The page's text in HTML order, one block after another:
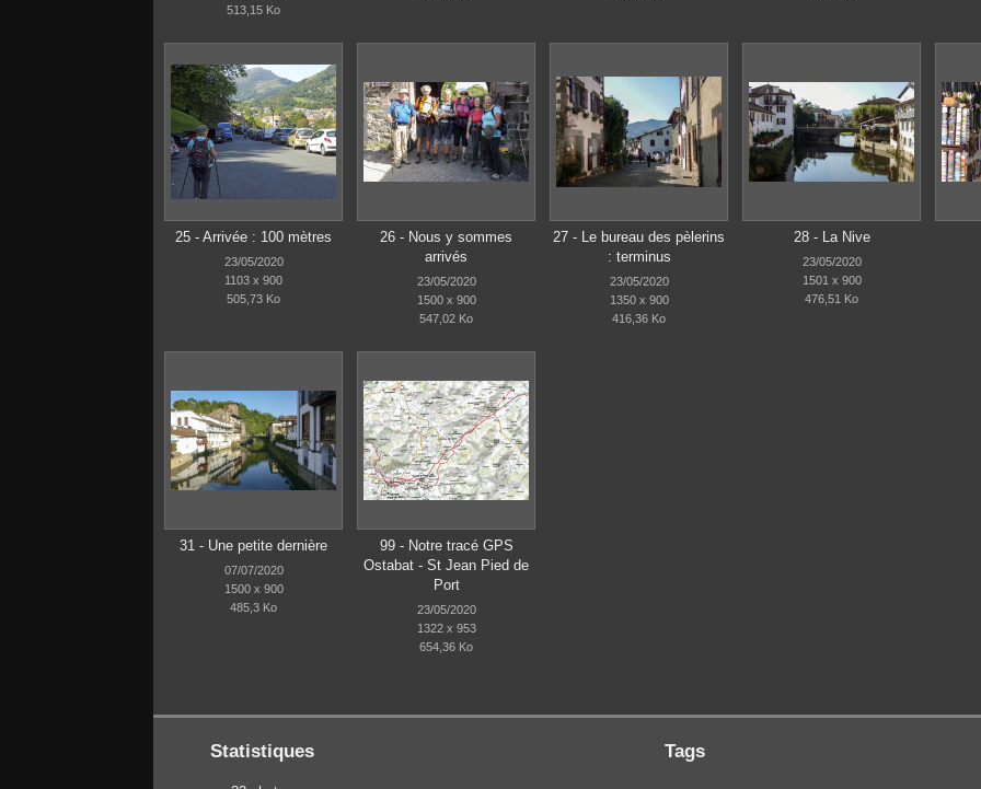
513,15 Ko
25 - Arrivée : 100 mètres
23/05/2020
1103 x 900
505,73 Ko
26 - Nous y sommes
arrivés
23/05/2020
1500 x 900
547,02 Ko
27 - Le bureau des pèlerins
: terminus
23/05/2020
1350 x 900
416,36 Ko
28 - La Nive
23/05/2020
1501 x 900
476,51 Ko
31 - Une petite dernière
07/07/2020
1500 x 900
485,3 Ko
99 - Notre tracé GPS
Ostabat - St Jean Pied de
Port
23/05/2020
1322 x 953
654,36 Ko
Statistiques Tags